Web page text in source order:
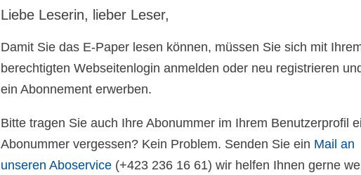
Liebe Leserin, lieber Leser,
Damit Sie das E-Paper lesen können, müssen Sie sich mit
berechtigten Webseitenlogin anmelden oder neu registrieren
ein Abonnement erwerben.
Bitte tragen Sie auch Ihre Abonummer im Ihrem Benutzerprofil
Abonummer vergessen? Kein Problem. Senden Sie ein Mail an
unseren Aboservice(+423 236 16 61) wir helfen Ihnen gerne